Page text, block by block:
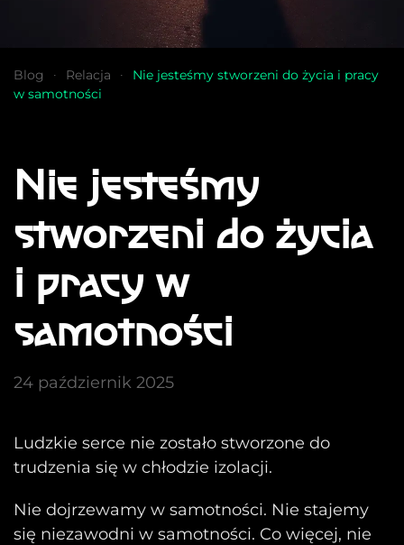
Blog Relacja
Nie jesteśmy stworzeni do życia i pracy
w samotności
Nie jesteśmy
stworzeni do życia
i pracy w
samotności
24 październik 2025
Ludzkie serce nie zostało stworzone do
trudzenia się w chłodzie izolacji.
Nie dojrzewamy w samotności. Nie stajemy
się niezawodni w samotności. Co więcej, nie